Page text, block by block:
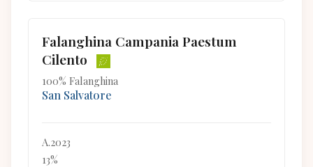
Falanghina Campania Paestum
Cilento
100% Falanghina
San Salvatore
A.2023
13%